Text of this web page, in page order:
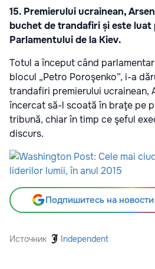
15. Premierului ucrainean,
buchet de trandafiri și este luat
Parlamentului de la Kiev.
Totul a început când
blocul „Petro Poroşenko”, i-a
trandafiri premierului ucrainean,
încercat să-l scoată în braţe pe
tribună, chiar în timp ce şeful
discurs.
Подпишитесь на
Источник Independent